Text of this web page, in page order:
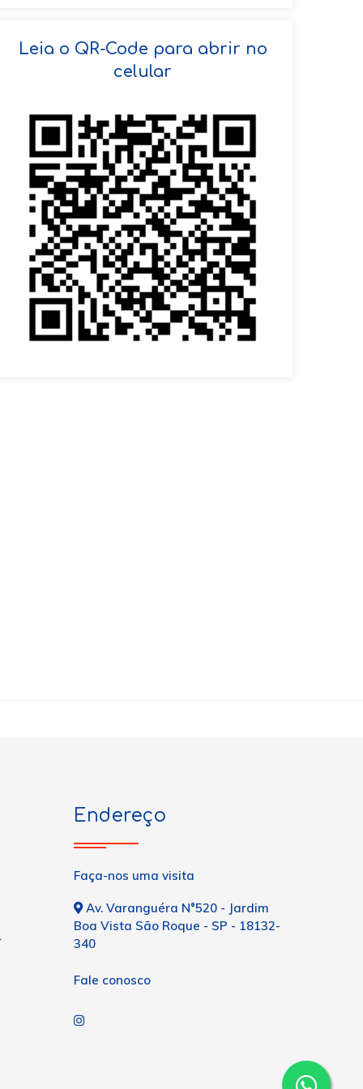
VOLTAR
Leia o QR-Code para abrir no
celular
Endereço
Faça-nos uma visita
Av. Varanguéra N°520 - Jardim
Boa Vista São Roque - SP - 18132-
340
Fale conosco